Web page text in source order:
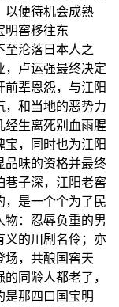
以便待机会成熟
明窖移往东
沦落日本人之
，卢运强最终决定
前辈恩怨，与江阳
，和当地的恶势力
经生离死别血雨腥
宝，同时也为江阳
品味的资格并最终
子深，江阳老窖
，是一个个为了民
物：忍辱负重的男
义的川剧名伶；亦
，共酿国窖天
同龄人都老了，
是那四口国宝明